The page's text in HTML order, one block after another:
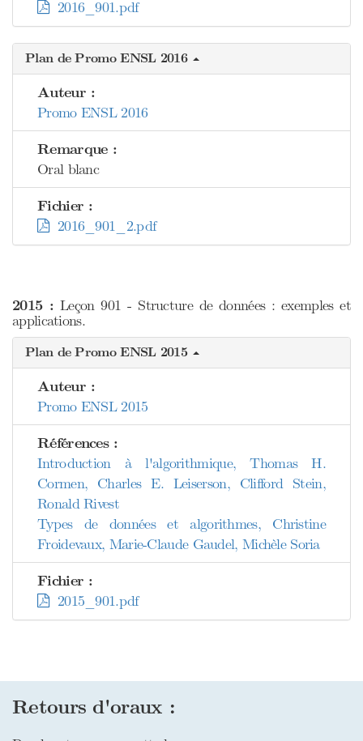
2016_901.pdf
Plan de Promo ENSL 2016
Auteur :
Promo ENSL 2016
Remarque :
Oral blanc
Fichier :
2016_901_2.pdf
2015 : Leçon 901 - Structure de données : exemples et
applications.
Plan de Promo ENSL 2015
Auteur :
Promo ENSL 2015
Références :
Introduction à l'algorithmique, Thomas H.
Cormen, Charles E. Leiserson, Clifford Stein,
Ronald Rivest
Types de données et algorithmes, Christine
Froidevaux, Marie-Claude Gaudel, Michèle Soria
Fichier :
2015_901.pdf
Retours d'oraux :